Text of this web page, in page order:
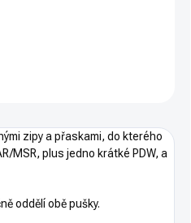
zipy a přaskami, do kterého
MSR, plus jedno krátké PDW, a
oddělí obě pušky.